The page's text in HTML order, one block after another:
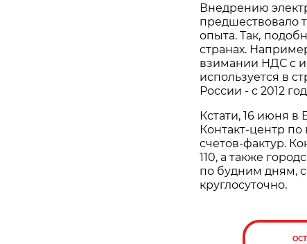
Внедрению
предшествовало
опыта. Так,
странах.
взимании НДС с
используется в
России - с 2012
Кстати, 16 июня в
Контакт-центр
счетов-фактур.
110, а также
по будним дням,
круглосуточно.